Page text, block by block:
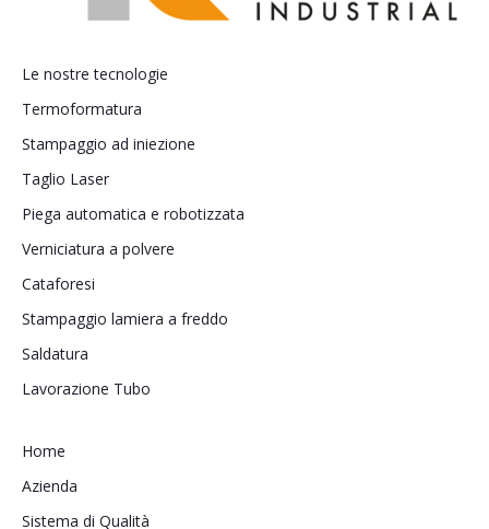
Le nostre tecnologie
Termoformatura
Stampaggio ad iniezione
Taglio Laser
Piega automatica e robotizzata
Verniciatura a polvere
Cataforesi
Stampaggio lamiera a freddo
Saldatura
Lavorazione Tubo
Home
Azienda
Sistema di Qualità